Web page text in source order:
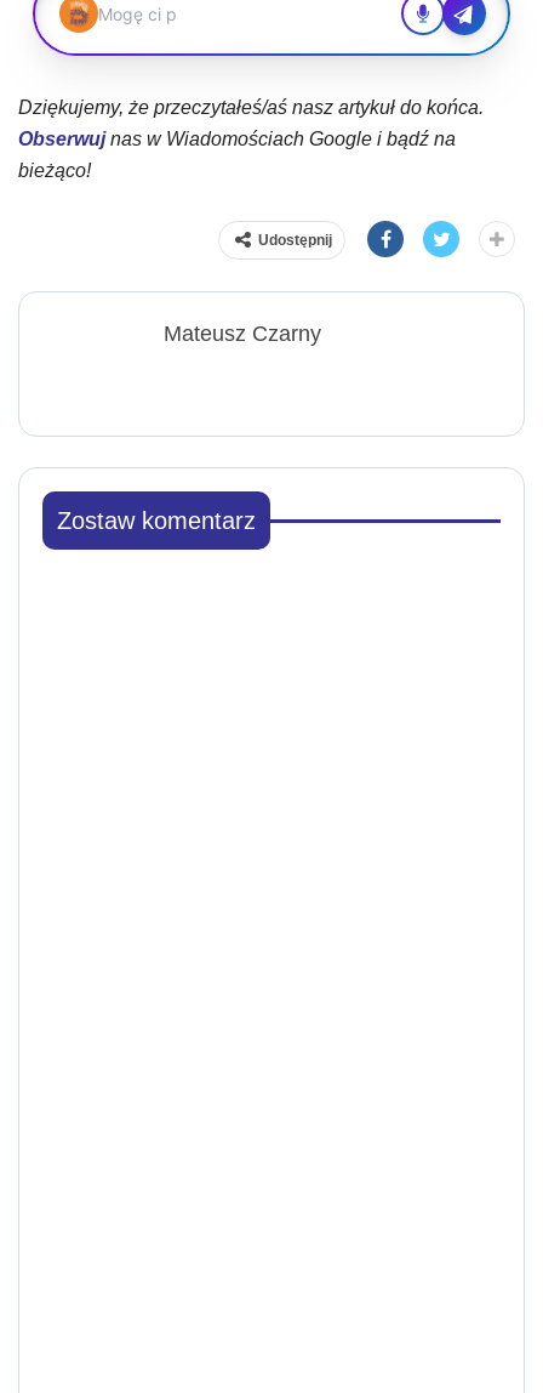
Dziękujemy, że przeczytałeś/aś nasz artykuł do końca.
Obserwujnas w Wiadomościach Google i bądź na
bieżąco!
Udostępnij
Mateusz Czarny
Zostaw komentarz